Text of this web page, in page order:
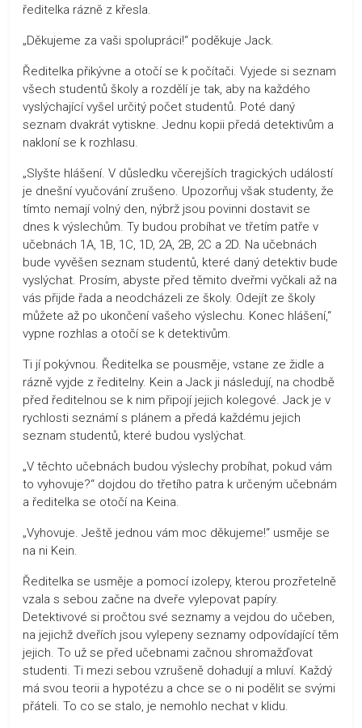
ředitelka rázně z křesla.
„Děkujeme za vaši spolupráci!“ poděkuje Jack.
Ředitelka přikývne a otočí se k počítači. Vyjede si seznam
všech studentů školy a rozdělí je tak, aby na každého
vyslýchající vyšel určitý počet studentů. Poté daný
seznam dvakrát vytiskne. Jednu kopii předá detektivům a
nakloní se k rozhlasu.
„Slyšte hlášení. V důsledku včerejších tragických událostí
je dnešní vyučování zrušeno. Upozorňuj však studenty, že
tímto nemají volný den, nýbrž jsou povinni dostavit se
dnes k výslechům. Ty budou probíhat ve třetím patře v
učebnách 1A, 1B, 1C, 1D, 2A, 2B, 2C a 2D. Na učebnách
bude vyvěšen seznam studentů, které daný detektiv bude
vyslýchat. Prosím, abyste před těmito dveřmi vyčkali až na
vás přijde řada a neodcházeli ze školy. Odejít ze školy
můžete až po ukončení vašeho výslechu. Konec hlášení,“
vypne rozhlas a otočí se k detektivům.
Ti jí pokývnou. Ředitelka se pousměje, vstane ze židle a
rázně vyjde z ředitelny. Kein a Jack ji následují, na chodbě
před ředitelnou se k nim připojí jejich kolegové. Jack je v
rychlosti seznámí s plánem a předá každému jejich
seznam studentů, které budou vyslýchat.
„V těchto učebnách budou výslechy probíhat, pokud vám
to vyhovuje?“ dojdou do třetího patra k určeným učebnám
a ředitelka se otočí na Keina.
„Vyhovuje. Ještě jednou vám moc děkujeme!“ usměje se
na ni Kein.
Ředitelka se usměje a pomocí izolepy, kterou prozřetelně
vzala s sebou začne na dveře vylepovat papíry.
Detektivové si pročtou své seznamy a vejdou do učeben,
na jejichž dveřích jsou vylepeny seznamy odpovídající těm
jejich. To už se před učebnami začnou shromažďovat
studenti. Ti mezi sebou vzrušeně dohadují a mluví. Každý
má svou teorii a hypotézu a chce se o ni podělit se svými
přáteli. To co se stalo, je nemohlo nechat v klidu.